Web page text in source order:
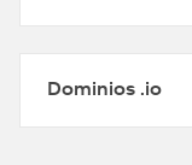
Dominios .io